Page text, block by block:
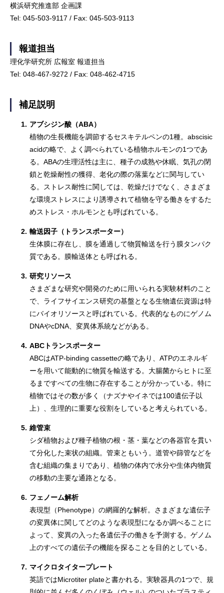
横浜研究推進部 企画課
Tel: 045-503-9117 / Fax: 045-503-9113
報道担当
理化学研究所 広報室 報道担当
Tel: 048-467-9272 / Fax: 048-462-4715
補足説明
1. アブシジン酸（ABA）
植物の生長機能を調節するセスキテルペンの1種。abscisic
acidの略で、よく調べられている植物ホルモンの1つであ
る。ABAの生理活性は主に、種子の成熟や休眠、気孔の閉
鎖と乾燥耐性の獲得、老化の際の落葉などに関与してい
る。ストレス耐性に関しては、乾燥だけでなく、さまざま
な環境ストレスにより誘導されて植物を守る働きをするた
めストレス・ホルモンとも呼ばれている。
2. 輸送因子（トランスポーター）
生体膜に存在し、膜を通過して物質輸送を行う膜タンパク
質である。膜輸送体とも呼ばれる。
3. 研究リソース
さまざまな研究や開発のために用いられる実験材料のこと
で、ライフサイエンス研究の基盤となる生物遺伝資源は特
にバイオリソースと呼ばれている。代表的なものにゲノム
DNAやcDNA、変異体系統などがある。
4. ABCトランスポーター
ABCはATP-binding cassetteの略であり、ATPのエネルギ
ーを用いて能動的に物質を輸送する。大腸菌からヒトに至
るまですべての生物に存在することが分かっている。特に
植物ではその数が多く（ナズナやイネでは100遺伝子以
上）、生理的に重要な役割をしていると考えられている。
5. 維管束
シダ植物および種子植物の根・茎・葉などの各器官を貫い
て分化した束状の組織。管束ともいう。道管や篩管などを
含む組織の集まりであり、植物の体内で水分や生体内物質
の移動の主要な通路となる。
6. フェノーム解析
表現型（Phenotype）の網羅的な解析。さまざまな遺伝子
の変異体に関してどのような表現型になるか調べることに
よって、変異の入った各遺伝子の働きを予測する。ゲノム
上のすべての遺伝子の機能を探ることを目的としている。
7. マイクロタイタープレート
英語ではMicrotiter plateと書かれる。実験器具の1つで、規